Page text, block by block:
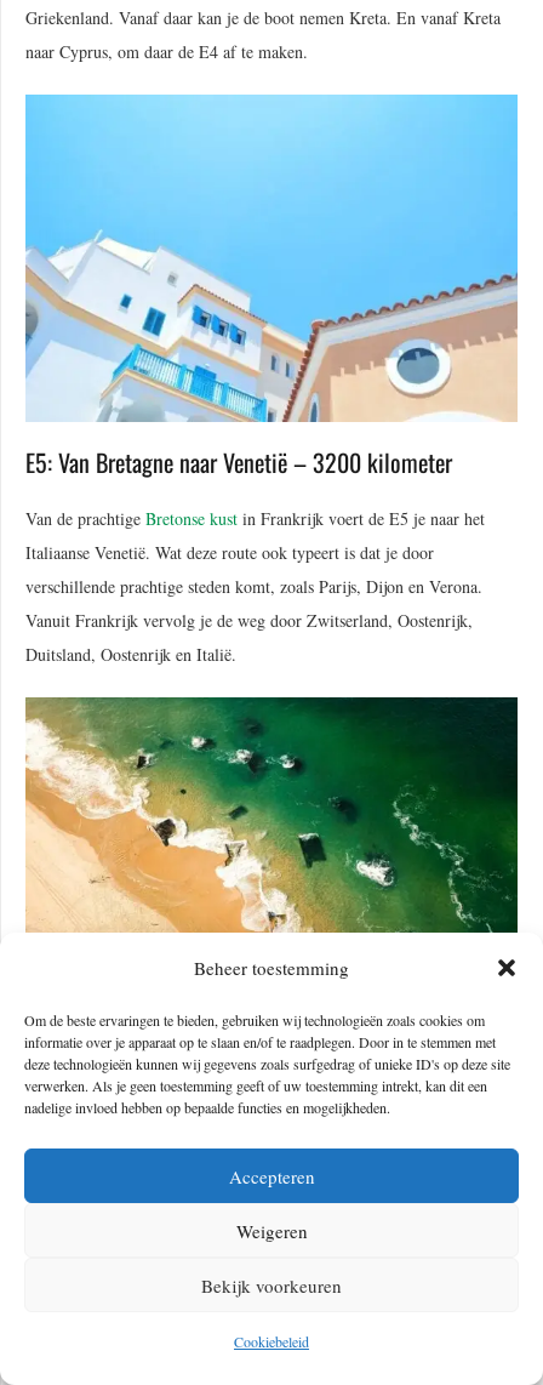
Beheer toestemming
Om de beste ervaringen te bieden, gebruiken wij technologieën zoals cookies om
informatie over je apparaat op te slaan en/of te raadplegen. Door in te stemmen met
deze technologieën kunnen wij gegevens zoals surfgedrag of unieke ID's op deze site
verwerken. Als je geen toestemming geeft of uw toestemming intrekt, kan dit een
nadelige invloed hebben op bepaalde functies en mogelijkheden.
Accepteren
Weigeren
Bekijk voorkeuren
Cookiebeleid
Griekenland. Vanaf daar kan je de boot nemen Kreta. En vanaf Kreta
naar Cyprus, om daar de E4 af te maken.
E5: Van Bretagne naar Venetië – 3200 kilometer
Van de prachtige Bretonse kust in Frankrijk voert de E5 je naar het
Italiaanse Venetië. Wat deze route ook typeert is dat je door
verschillende prachtige steden komt, zoals Parijs, Dijon en Verona.
Vanuit Frankrijk vervolg je de weg door Zwitserland, Oostenrijk,
Duitsland, Oostenrijk en Italië.
E6: Fins Lapland naar Turkije – 8000 kilometer
Vanuit het uiterste noorden van Fins Lapland, maak je een prachtige
start in Scandinavië. Zo blijf je een tijd in Finland en Zweden. In
nemen of er uiteraard ook een ronde van te maken. Na de
bootovertocht bij het Finse Turku naar Zweden, kom je via Stockholm
en Malmö bij de Deense hoofdstad Kopenhagen. Vervolgens vervolg je
Griekenland. Er wordt nog onderzocht of een route via